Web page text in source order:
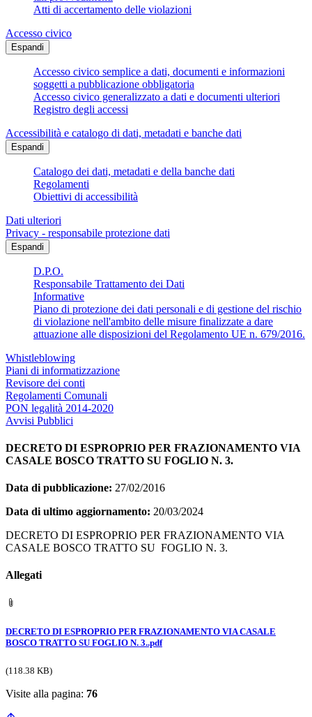
Atti di accertamento delle violazioni
Accesso civico
Espandi
Accesso civico semplice a dati, documenti e informazioni
soggetti a pubblicazione obbligatoria
Accesso civico generalizzato a dati e documenti ulteriori
Registro degli accessi
Accessibilità e catalogo di dati, metadati e banche dati
Espandi
Catalogo dei dati, metadati e della banche dati
Regolamenti
Obiettivi di accessibilità
Dati ulteriori
Privacy - responsabile protezione dati
Espandi
D.P.O.
Responsabile Trattamento dei Dati
Informative
Piano di protezione dei dati personali e di gestione del rischio
di violazione nell'ambito delle misure finalizzate a dare
attuazione alle disposizioni del Regolamento UE n. 679/2016.
Whistleblowing
Piani di informatizzazione
Revisore dei conti
Regolamenti Comunali
PON legalità 2014-2020
Avvisi Pubblici
DECRETO DI ESPROPRIO PER FRAZIONAMENTO VIA
CASALE BOSCO TRATTO SU FOGLIO N. 3.
Data di pubblicazione: 27/02/2016
Data di ultimo aggiornamento: 20/03/2024
DECRETO DI ESPROPRIO PER FRAZIONAMENTO VIA
CASALE BOSCO TRATTO SU FOGLIO N. 3.
Allegati
DECRETO DI ESPROPRIO PER FRAZIONAMENTO VIA CASALE
BOSCO TRATTO SU FOGLIO N. 3..pdf
(118.38 KB)
Visite alla pagina: 76